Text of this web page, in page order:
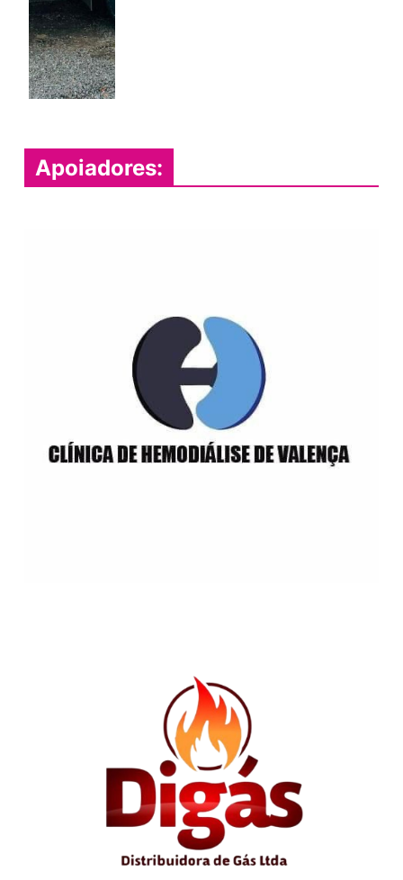
Apoiadores: